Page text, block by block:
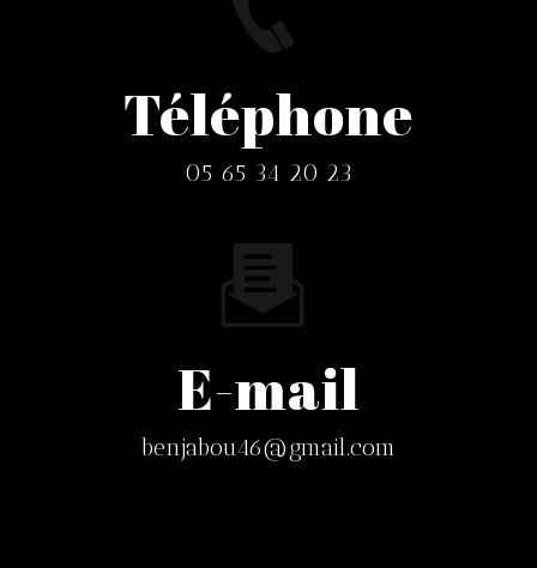
Téléphone
05 65 34 20 23
E-mail
benjabou46@gmail.com